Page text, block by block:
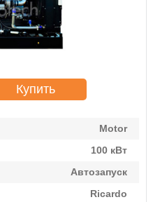
Купить
Motor
100 кВт
Автозапуск
Ricardo